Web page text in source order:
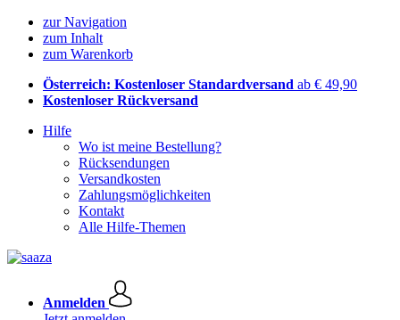
zur Navigation
zum Inhalt
zum Warenkorb
Österreich: Kostenloser Standardversand ab € 49,90
Kostenloser Rückversand
Hilfe
Wo ist meine Bestellung?
Rücksendungen
Versandkosten
Zahlungsmöglichkeiten
Kontakt
Alle Hilfe-Themen
Anmelden